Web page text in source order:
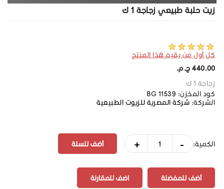
زيت حلبة طبيعي زجاجة 1 ك
كل أول من يقيم هذا المنتج
440.00 ج.م.‏
زجاجة 1 ك
كود المخزن: BG 11539
الشركة: شركة المصرية للزيوت الطبيعية
الكمية: -
+
أضف للمفضلة اضف للمقارنة